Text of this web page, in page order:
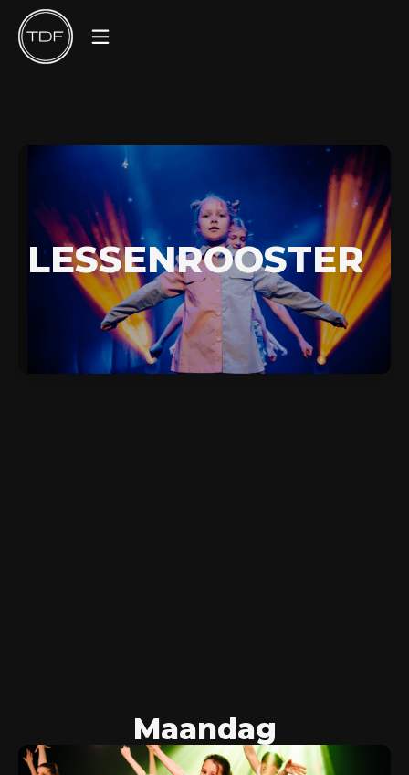
LESSEN​ROOSTER
Maandag